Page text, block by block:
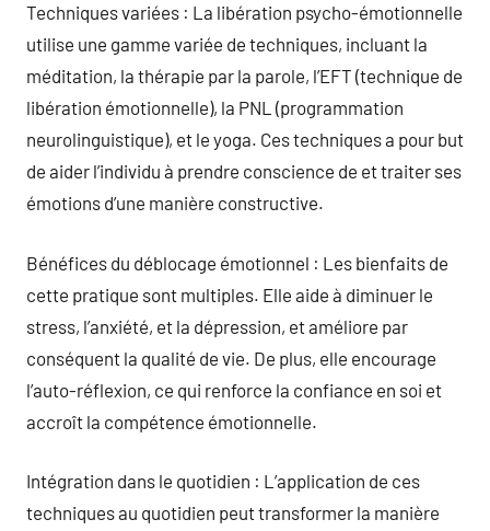
Techniques variées : La libération psycho-émotionnelle
utilise une gamme variée de techniques, incluant la
méditation, la thérapie par la parole, l’EFT (technique de
libération émotionnelle), la PNL (programmation
neurolinguistique), et le yoga. Ces techniques a pour but
de aider l’individu à prendre conscience de et traiter ses
émotions d’une manière constructive.
Bénéfices du déblocage émotionnel : Les bienfaits de
cette pratique sont multiples. Elle aide à diminuer le
stress, l’anxiété, et la dépression, et améliore par
conséquent la qualité de vie. De plus, elle encourage
l’auto-réflexion, ce qui renforce la confiance en soi et
accroît la compétence émotionnelle.
Intégration dans le quotidien : L’application de ces
techniques au quotidien peut transformer la manière